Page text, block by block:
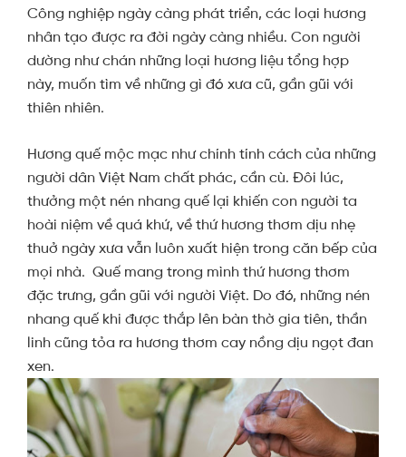
Công nghiệp ngày càng phát triển, các loại hương
nhân tạo được ra đời ngày càng nhiều. Con người
dường như chán những loại hương liệu tổng hợp
này, muốn tìm về những gì đó xưa cũ, gần gũi với
thiên nhiên.
Hương quế mộc mạc như chính tính cách của những
người dân Việt Nam chất phác, cần cù. Đôi lúc,
thưởng một nén nhang quế lại khiến con người ta
hoài niệm về quá khứ, về thứ hương thơm dịu nhẹ
thuở ngày xưa vẫn luôn xuất hiện trong căn bếp của
mọi nhà. Quế mang trong mình thứ hương thơm
đặc trưng, gần gũi với người Việt. Do đó, những nén
nhang quế khi được thắp lên bàn thờ gia tiên, thần
linh cũng tỏa ra hương thơm cay nồng dịu ngọt đan
xen.